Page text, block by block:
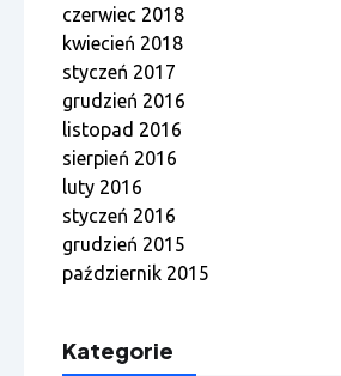
czerwiec 2018
kwiecień 2018
styczeń 2017
grudzień 2016
listopad 2016
sierpień 2016
luty 2016
styczeń 2016
grudzień 2015
październik 2015
Kategorie